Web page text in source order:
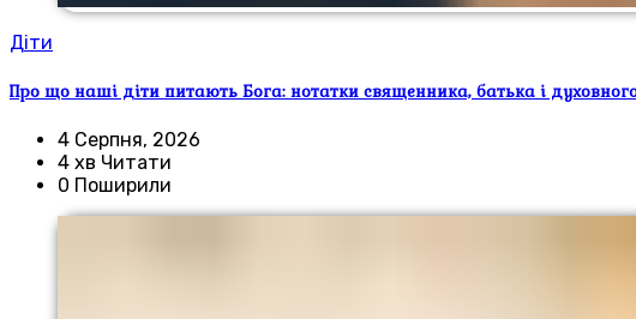
Діти
Про що наші діти питають Бога: нотатки священника, батька і
4 Серпня, 2026
4 хв Читати
0 Поширили